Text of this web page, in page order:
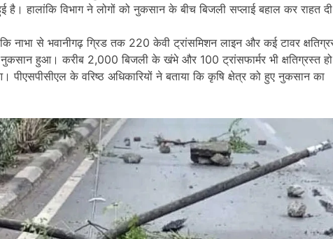
है। हालांकि विभाग ने लोगों को नुकसान के बीच बिजली सप्लाई बहाल कर राहत
नाभा से भवानीगढ़ ग्रिड तक 220 केवी ट्रांसमिशन लाइन और कई टावर
हुआ। करीब 2,000 बिजली के खंभे और 100 ट्रांसफार्मर भी क्षतिग्रस्त
के वरिष्ठ अधिकारियों ने बताया कि कृषि क्षेत्र को हुए नुकसान का